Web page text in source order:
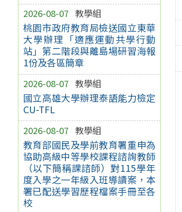
2026-08-07 教學組
桃園市政府教育局檢送國立東華
大學辦理「適應運動共學行動
站」第二階段與離島場研習海報
1份及各區簡章
2026-08-07 教學組
國立高雄大學辦理泰語能力檢定
CU-TFL
2026-08-07 教學組
教育部國民及學前教育署重申為
協助高級中等學校課程諮詢教師
（以下簡稱課諮師）對115學年
度入學之一年級入班導讀案，本
署已配送學習歷程檔案手冊至各
校